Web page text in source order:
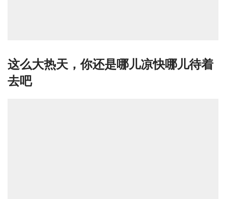
这么大热天，你还是哪儿凉快哪儿待着
去吧